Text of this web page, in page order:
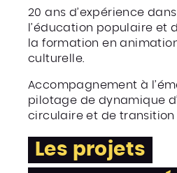
20 ans d’expérience
l’éducation populaire et
la formation en
culturelle.
Accompagnement à
pilotage de dynamique
circulaire et de transition
Les projets